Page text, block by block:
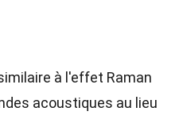
à l'effet Raman
acoustiques au lieu